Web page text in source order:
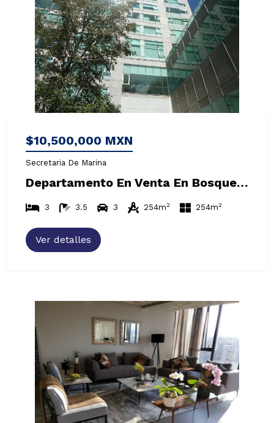
$10,500,000 MXN
Secretaria De Marina
Departamento En Venta En Bosques De Las Lomas As
3 3.5 3 254m2 254m2
Ver detalles